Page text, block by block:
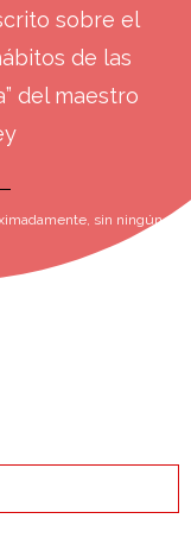
sobre el
de las
del maestro
sin ningún